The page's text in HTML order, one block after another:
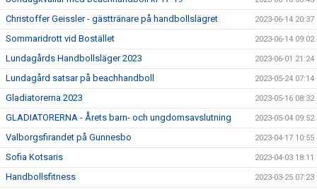
Christoffer Geissler - gästtränare på handbollslägret 2023-06-14 20:37
Sommaridrott vid Bostället 2023-06-14 09:02
Lundagårds Handbollsläger 2023 2023-06-01 21:24
Lundagård satsar på beachhandboll 2023-05-24 07:14
Gladiatorerna 2023 2023-05-16 08:32
GLADIATORERNA - Årets barn- och ungdomsavslutning 2023-05-04 09:52
Valborgsfirandet på Gunnesbo 2023-04-17 10:55
Sofia Kotsaris 2023-04-03 18:11
Handbollsfitness 2023-03-25 07:23